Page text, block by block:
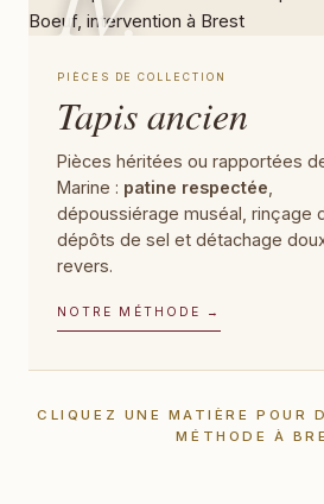
PIÈCES DE COLLECTION
Tapis ancien
Pièces héritées ou rapportées
Marine : patine respectée
dépoussiérage muséal, rinçage
dépôts de sel et détachage
revers.
NOTRE MÉTHODE →
CLIQUEZ UNE MATIÈRE POUR
MÉTHODE À